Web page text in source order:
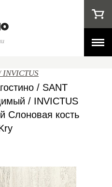
/ SANT
/ INVICTUS
Слоновая кость